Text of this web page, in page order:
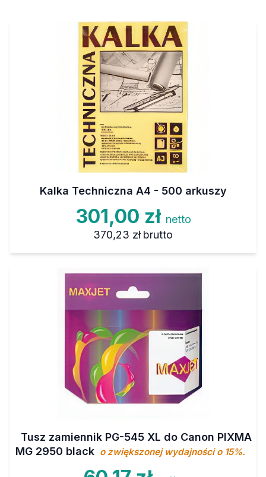
Kalka Techniczna A4 - 500 arkuszy
301,00 zł netto
370,23 zł brutto
Tusz zamiennik PG-545 XL do Canon PIXMA
MG 2950 black o zwiększonej wydajności o 15%.